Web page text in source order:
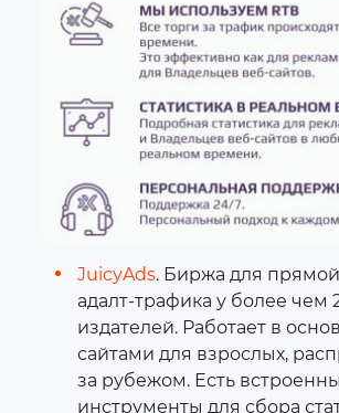
JuicyAds. Биржа для
адалт-трафика у более чем
издателей. Работает в
сайтами для взрослых,
за рубежом. Есть
инструменты для сбора